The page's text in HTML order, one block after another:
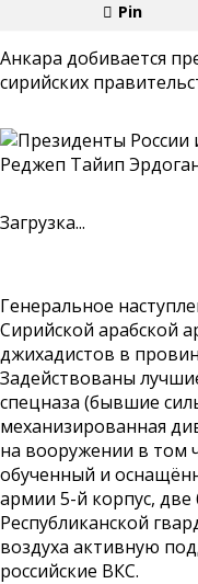
Pin
Анкара добивается
сирийских
Загрузка...
Генеральное
Сирийской арабской
джихадистов в
Задействованы
спецназа (бывшие
механизированная
на вооружении в том
обученный и
армии 5-й корпус,
Республиканской
воздуха активную
российские ВКС.